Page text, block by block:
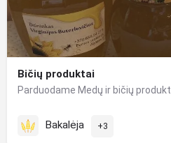
Bičių produktai
Bakalėja +3